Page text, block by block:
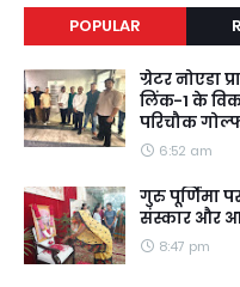
POPULAR
ग्रेटर नोएडा
लिंक-1 के
परिचौक
6:52 am
गुरु पूर्णिमा
संस्कार और
8:47 pm